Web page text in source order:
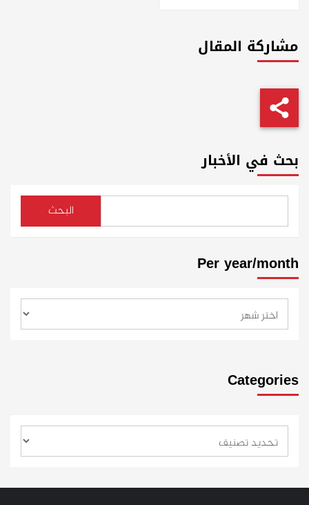
مشاركة المقال
بحث في الأخبار
البحث
Per year/month
Categories